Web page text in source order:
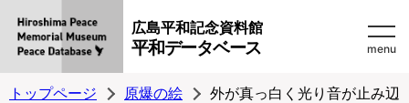
広島平和記念資料館
平和データベース menu
トップページ 原爆の絵
外が真っ白く光り音が止み辺